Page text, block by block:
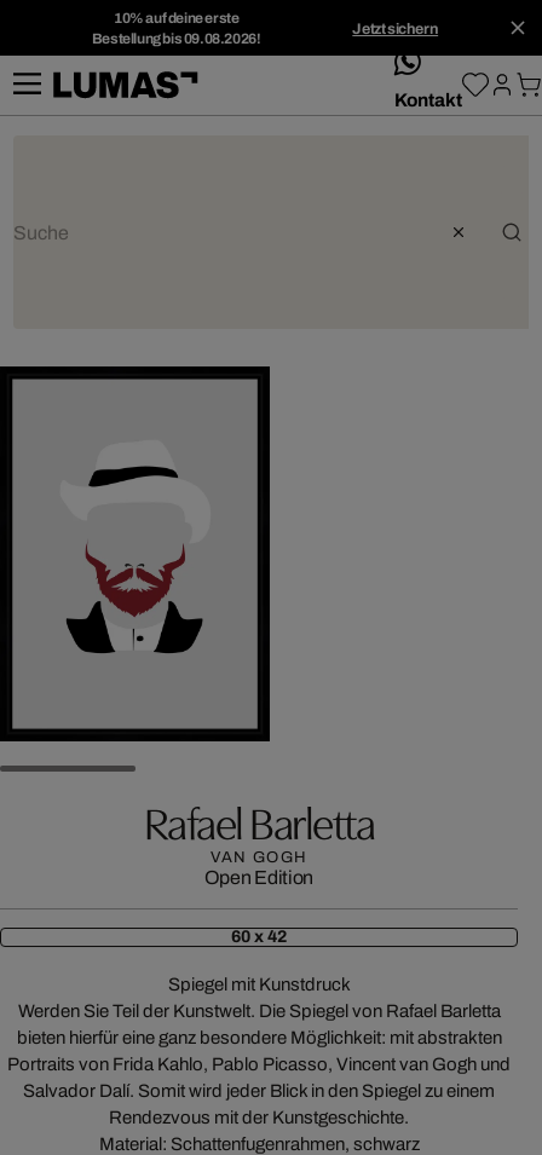
10% auf deine erste
Bestellung bis 09.08.2026!
Jetzt sichern
whatsApp
Kontakt
Rafael Barletta
VAN GOGH
Open Edition
60 x 42
Spiegel mit Kunstdruck
Werden Sie Teil der Kunstwelt. Die Spiegel von Rafael Barletta
bieten hierfür eine ganz besondere Möglichkeit: mit abstrakten
Portraits von Frida Kahlo, Pablo Picasso, Vincent van Gogh und
Salvador Dalí. Somit wird jeder Blick in den Spiegel zu einem
Rendezvous mit der Kunstgeschichte.
Material: Schattenfugenrahmen, schwarz